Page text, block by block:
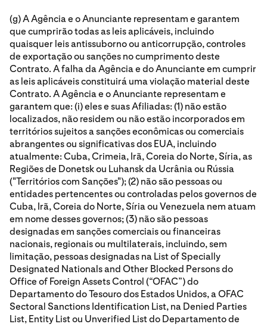
(g) A Agência e o Anunciante representam e garantem
que cumprirão todas as leis aplicáveis, incluindo
quaisquer leis antissuborno ou anticorrupção, controles
de exportação ou sanções no cumprimento deste
Contrato. A falha da Agência e do Anunciante em cumprir
as leis aplicáveis constituirá uma violação material deste
Contrato. A Agência e o Anunciante representam e
garantem que: (i) eles e suas Afiliadas: (1) não estão
localizados, não residem ou não estão incorporados em
territórios sujeitos a sanções econômicas ou comerciais
abrangentes ou significativas dos EUA, incluindo
atualmente: Cuba, Crimeia, Irã, Coreia do Norte, Síria, as
Regiões de Donetsk ou Luhansk da Ucrânia ou Rússia
("Territórios com Sanções"); (2) não são pessoas ou
entidades pertencentes ou controladas pelos governos de
Cuba, Irã, Coreia do Norte, Síria ou Venezuela nem atuam
em nome desses governos; (3) não são pessoas
designadas em sanções comerciais ou financeiras
nacionais, regionais ou multilaterais, incluindo, sem
limitação, pessoas designadas na List of Specially
Designated Nationals and Other Blocked Persons do
Office of Foreign Assets Control (“OFAC”) do
Departamento do Tesouro dos Estados Unidos, a OFAC
Sectoral Sanctions Identification List, na Denied Parties
List, Entity List ou Unverified List do Departamento de